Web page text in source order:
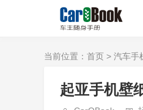
当前位置： 首页 > 汽车手
起亚手机壁